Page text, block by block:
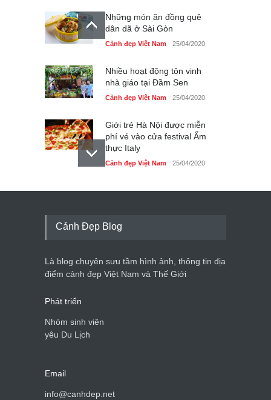
Những món ăn đồng quê
dân dã ở Sài Gòn
Cảnh đẹp Việt Nam 25/04/2020
Nhiều hoạt động tôn vinh
nhà giáo tại Đầm Sen
Cảnh đẹp Việt Nam 25/04/2020
Giới trẻ Hà Nội được miễn
phí vé vào cửa festival Ẩm
thực Italy
Cảnh đẹp Việt Nam 25/04/2020
Tam giác mạch khoe sắc
du lịch quốc gia
Cảnh đẹp Việt Nam 24/04/2020
Cảnh Đẹp Blog
Là blog chuyên sưu tầm hình ảnh, thông tin địa
điểm cảnh đẹp Việt Nam và Thế Giới
Phát triển
Nhóm sinh viên
yêu Du Lịch
Email
info@canhdep.net